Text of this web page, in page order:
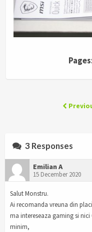
3 Responses
Emilian A
15 December 2020
Salut Monstru.
Ai recomanda vreuna din
ma intereseaza gaming si
minim,